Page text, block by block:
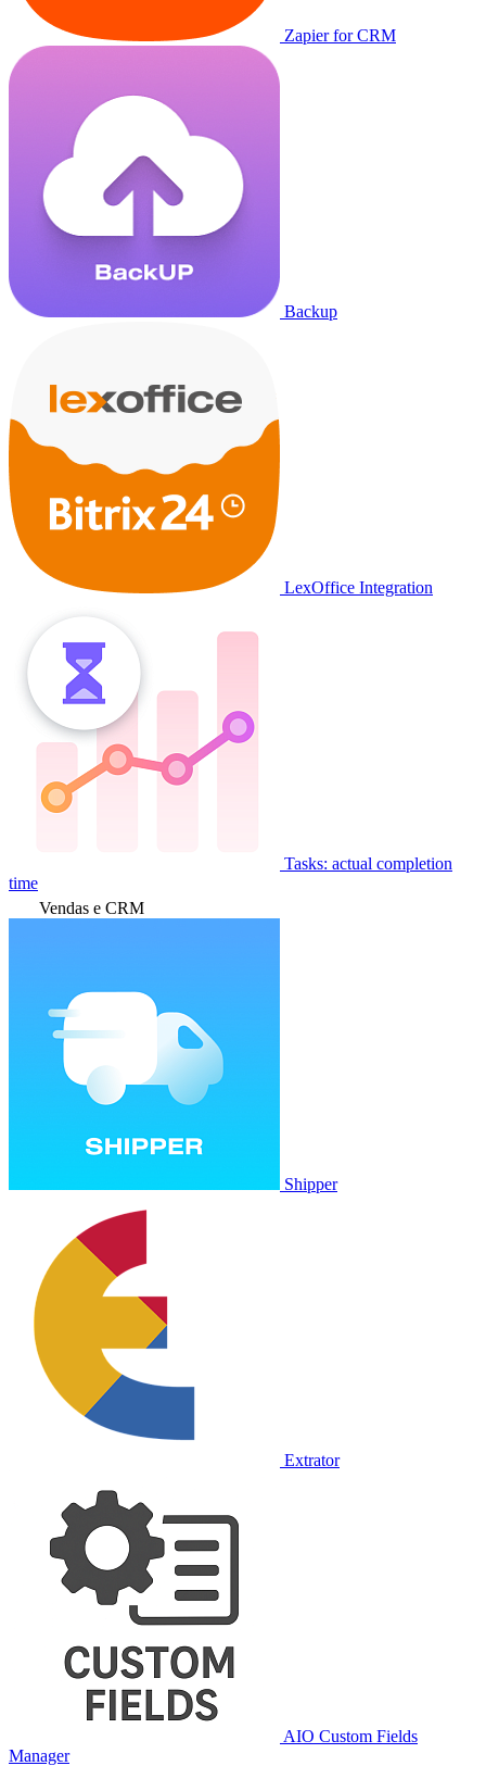
Zapier for CRM
Backup
LexOffice Integration
Tasks: actual completion
time
Vendas e CRM
Shipper
Extrator
AIO Custom Fields
Manager